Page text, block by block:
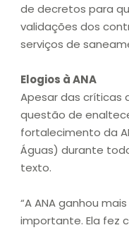
de decretos para
validações dos
serviços de
Elogios à ANA
Apesar das críticas
questão de
fortalecimento da
Águas) durante
texto.
“A ANA ganhou
importante. Ela fez